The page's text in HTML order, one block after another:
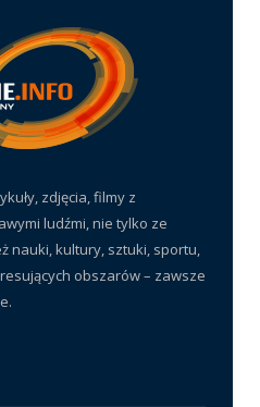
zdjęcia, filmy z
ludźmi, nie tylko ze
nauki, kultury, sztuki, sportu,
obszarów – zawsze